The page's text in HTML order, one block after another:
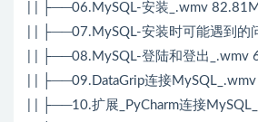
| | ├──06.MySQL-安装_.wmv 82.81M
| | ├──07.MySQL-安装时可能遇到的
| | ├──08.MySQL-登陆和登出_.wmv
| | ├──09.DataGrip连接
| | ├──10.扩展_PyCharm连接